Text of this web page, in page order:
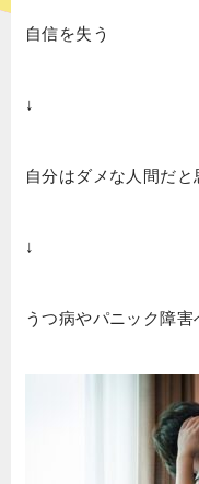
自信を失う
↓
自分はダメな人間だと
↓
うつ病やパニック障害